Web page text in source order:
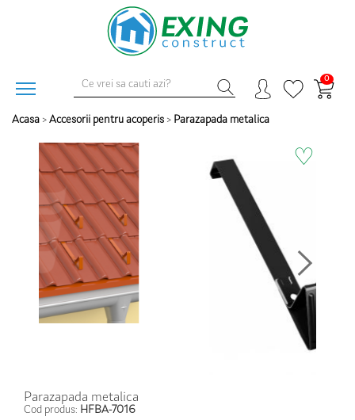
0
Acasa > Accesorii pentru acoperis > Parazapada metalica
♡
Parazapada metalica
Cod produs: HFBA-7016